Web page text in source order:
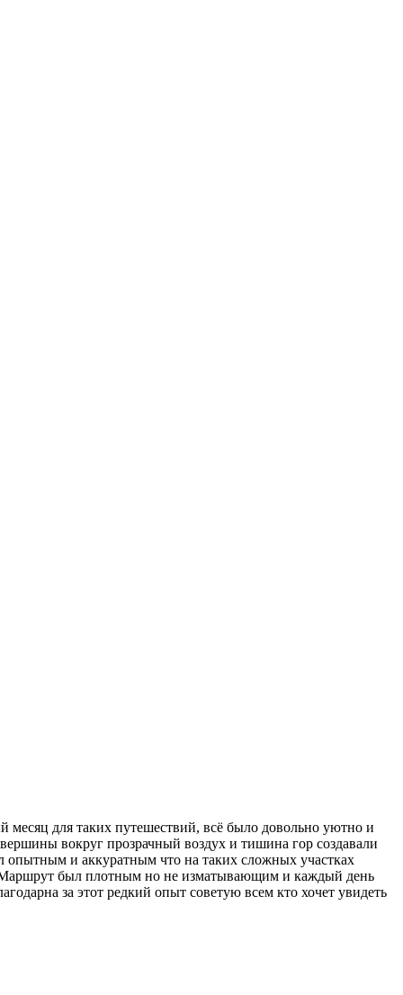
для таких путешествий, всё было довольно уютно и
вокруг прозрачный воздух и тишина гор создавали
опытным и аккуратным что на таких сложных участках
Маршрут был плотным но не изматывающим и каждый день
за этот редкий опыт советую всем кто хочет увидеть